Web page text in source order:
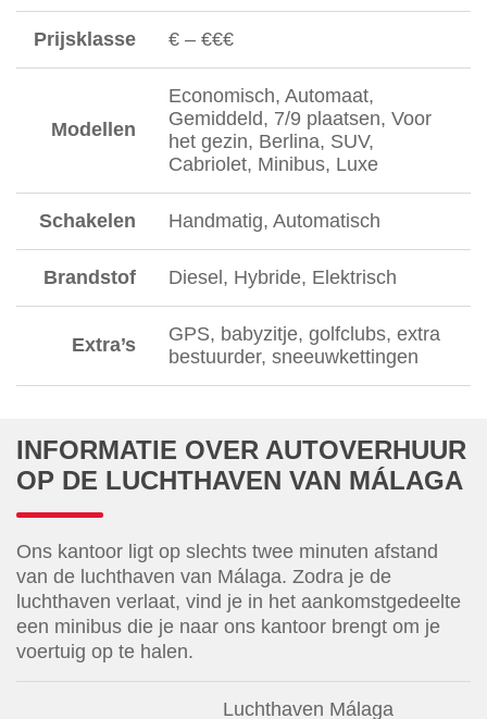
Prijsklasse € – €€€
Modellen
Economisch, Automaat,
Gemiddeld, 7/9 plaatsen, Voor
het gezin, Berlina, SUV,
Cabriolet, Minibus, Luxe
Schakelen Handmatig, Automatisch
Brandstof Diesel, Hybride, Elektrisch
Extra’s
GPS, babyzitje, golfclubs, extra
bestuurder, sneeuwkettingen
INFORMATIE OVER AUTOVERHUUR
OP DE LUCHTHAVEN VAN MÁLAGA
Ons kantoor ligt op slechts twee minuten afstand
van de luchthaven van Málaga. Zodra je de
luchthaven verlaat, vind je in het aankomstgedeelte
een minibus die je naar ons kantoor brengt om je
voertuig op te halen.
Luchthaven Málaga